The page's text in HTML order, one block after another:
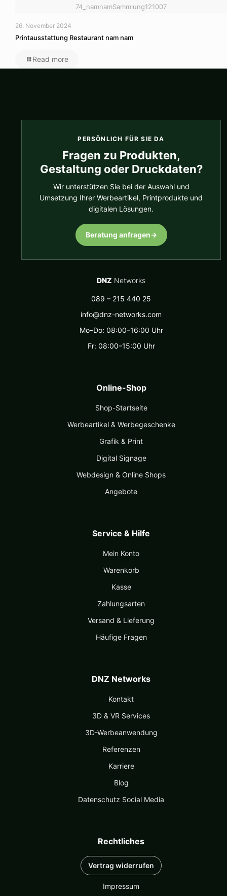
74_namnamSammlung121007
26. November 2024
Printausstattung Restaurant nam nam
Read more
PERSÖNLICH FÜR SIE DA
Fragen zu Produkten,
Gestaltung oder Druckdaten?
Wir unterstützen Sie bei der Auswahl und
Umsetzung Ihrer Werbeartikel, Printprodukte und
digitalen Lösungen.
Beratung anfragen→
DNZ Networks
089 – 215 440 25
info@dnz-networks.com
Mo–Do: 08:00–16:00 Uhr
Fr: 08:00–15:00 Uhr
Online-Shop
Shop-Startseite
Werbeartikel & Werbegeschenke
Grafik & Print
Digital Signage
Webdesign & Online Shops
Angebote
Service & Hilfe
Mein Konto
Warenkorb
Kasse
Zahlungsarten
Versand & Lieferung
Häufige Fragen
DNZ Networks
Kontakt
3D & VR Services
3D-Werbeanwendung
Referenzen
Karriere
Blog
Datenschutz Social Media
Rechtliches
Vertrag widerrufen
Impressum